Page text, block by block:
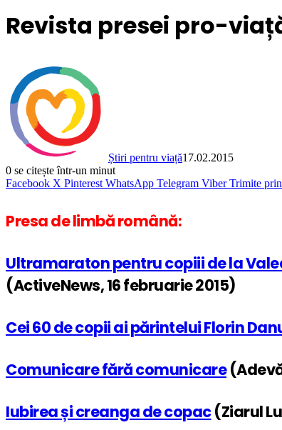
Revista presei pro-
Știri pentru viață17.02.2015
0 se citește într-un minut
Facebook X Pinterest WhatsApp Telegram Viber Trimite
Presa de limbă română:
Ultramaraton pentru copiii de la
(ActiveNews, 16 februarie 2015)
Cei 60 de copii ai părintelui Florin
Comunicare fără comunicare
Iubirea și creanga de copac(Ziarul